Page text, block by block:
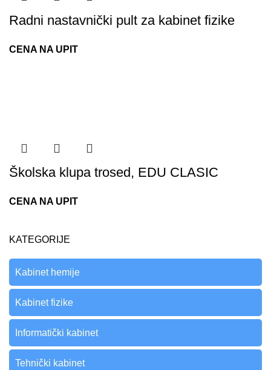
KATEGORIJE
Kabinet hemije
Kabinet fizike
Informatički kabinet
Tehnički kabinet
Radni nastavnički pult za kabinet fizike
CENA NA UPIT
Školska klupa trosed, EDU CLASIC
CENA NA UPIT